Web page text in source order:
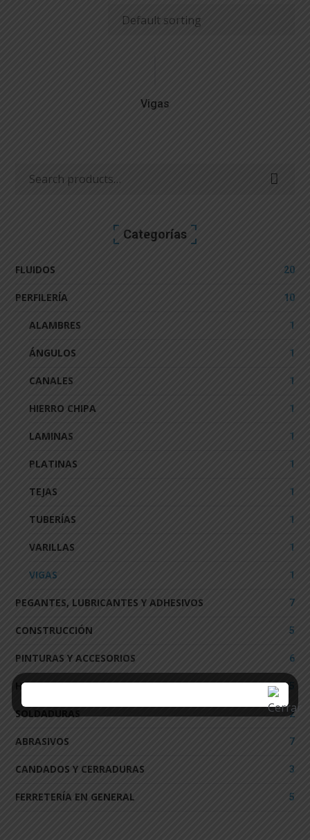
Vigas
Categorías
FLUIDOS 20
PERFILERÍA 10
ALAMBRES 1
ÁNGULOS 1
CANALES 1
HIERRO CHIPA 1
LAMINAS 1
PLATINAS 1
TEJAS 1
TUBERÍAS 1
VARILLAS 1
VIGAS 1
PEGANTES, LUBRICANTES Y ADHESIVOS 7
CONSTRUCCIÓN 5
PINTURAS Y ACCESORIOS 6
HERRAMIENTAS
SOLDADURAS 2
ABRASIVOS 7
CANDADOS Y CERRADURAS 3
FERRETERÍA EN GENERAL 5